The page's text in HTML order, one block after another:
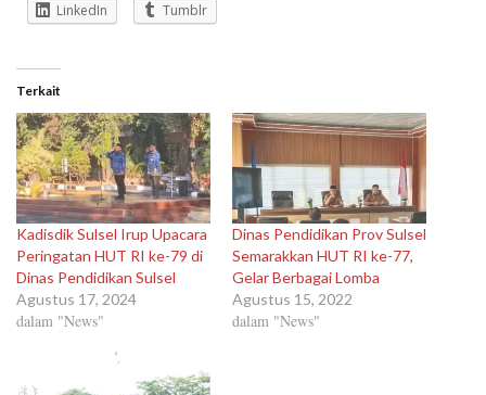
LinkedIn
Tumblr
Terkait
Kadisdik Sulsel Irup Upacara
Peringatan HUT RI ke-79 di
Dinas Pendidikan Sulsel
Agustus 17, 2024
dalam "News"
Dinas Pendidikan Prov Sulsel
Semarakkan HUT RI ke-77,
Gelar Berbagai Lomba
Agustus 15, 2022
dalam "News"